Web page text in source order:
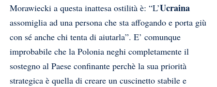
Morawiecki a questa inattesa ostilità è: “L’Ucraina
assomiglia ad una persona che sta affogando e porta giù
con sé anche chi tenta di aiutarla”. E’ comunque
improbabile che la Polonia neghi completamente il
sostegno al Paese confinante perchè la sua priorità
strategica è quella di creare un cuscinetto stabile e